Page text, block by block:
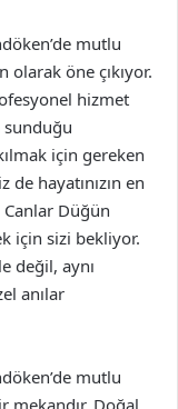
mutlu
olarak öne çıkıyor.
hizmet
sunduğu
için gereken
hayatınızın en
Düğün
için sizi bekliyor.
değil, aynı
anılar
mutlu
mekandır. Doğal